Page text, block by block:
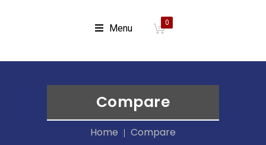
Menu 0
Compare
Home Compare